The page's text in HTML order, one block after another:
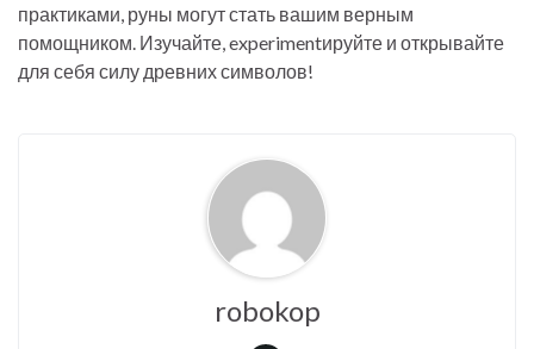
практиками, руны могут стать вашим верным
помощником. Изучайте, experimentируйте и открывайте
для себя силу древних символов!
robokop